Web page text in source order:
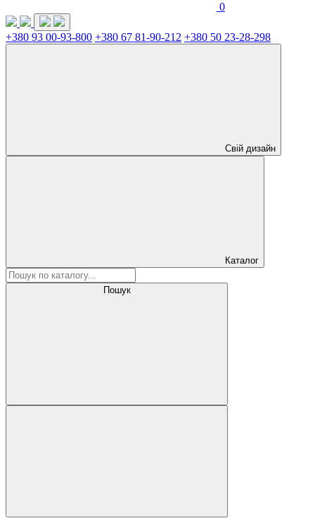
0
+380 93 00-93-800 +380 67 81-90-212 +380 50 23-28-298
Свій дизайн
Каталог
Пошук